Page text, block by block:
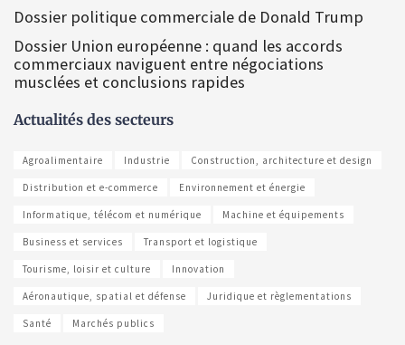
Dossier politique commerciale de Donald Trump
Dossier Union européenne : quand les accords
commerciaux naviguent entre négociations
musclées et conclusions rapides
Actualités des secteurs
Agroalimentaire Industrie Construction, architecture et design
Distribution et e-commerce Environnement et énergie
Informatique, télécom et numérique Machine et équipements
Business et services Transport et logistique
Tourisme, loisir et culture Innovation
Aéronautique, spatial et défense Juridique et règlementations
Santé Marchés publics